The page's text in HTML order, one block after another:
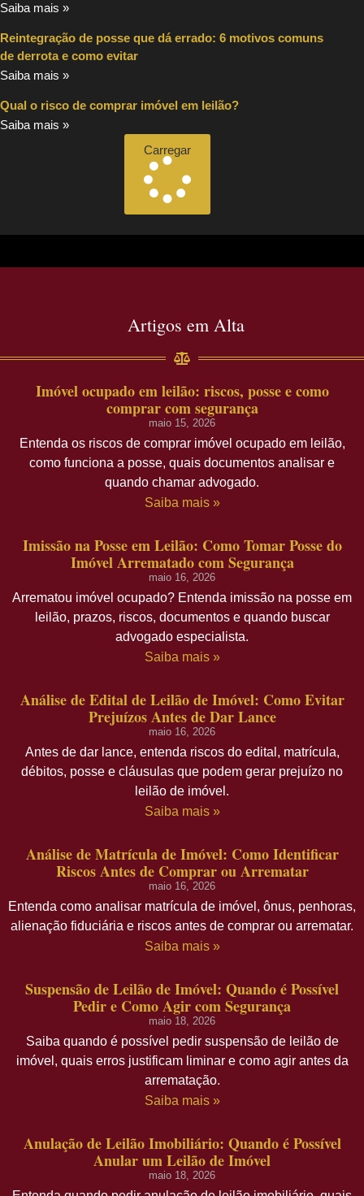
Saiba mais »
Reintegração de posse que dá errado: 6 motivos comuns
de derrota e como evitar
Saiba mais »
Qual o risco de comprar imóvel em leilão?
Saiba mais »
Carregar
Artigos em Alta
Imóvel ocupado em leilão: riscos, posse e como
comprar com segurança
maio 15, 2026
Entenda os riscos de comprar imóvel ocupado em leilão,
como funciona a posse, quais documentos analisar e
quando chamar advogado.
Saiba mais »
Imissão na Posse em Leilão: Como Tomar Posse do
Imóvel Arrematado com Segurança
maio 16, 2026
Arrematou imóvel ocupado? Entenda imissão na posse em
leilão, prazos, riscos, documentos e quando buscar
advogado especialista.
Saiba mais »
Análise de Edital de Leilão de Imóvel: Como Evitar
Prejuízos Antes de Dar Lance
maio 16, 2026
Antes de dar lance, entenda riscos do edital, matrícula,
débitos, posse e cláusulas que podem gerar prejuízo no
leilão de imóvel.
Saiba mais »
Análise de Matrícula de Imóvel: Como Identificar
Riscos Antes de Comprar ou Arrematar
maio 16, 2026
Entenda como analisar matrícula de imóvel, ônus, penhoras,
alienação fiduciária e riscos antes de comprar ou arrematar.
Saiba mais »
Suspensão de Leilão de Imóvel: Quando é Possível
Pedir e Como Agir com Segurança
maio 18, 2026
Saiba quando é possível pedir suspensão de leilão de
imóvel, quais erros justificam liminar e como agir antes da
arrematação.
Saiba mais »
Anulação de Leilão Imobiliário: Quando é Possível
Anular um Leilão de Imóvel
maio 18, 2026